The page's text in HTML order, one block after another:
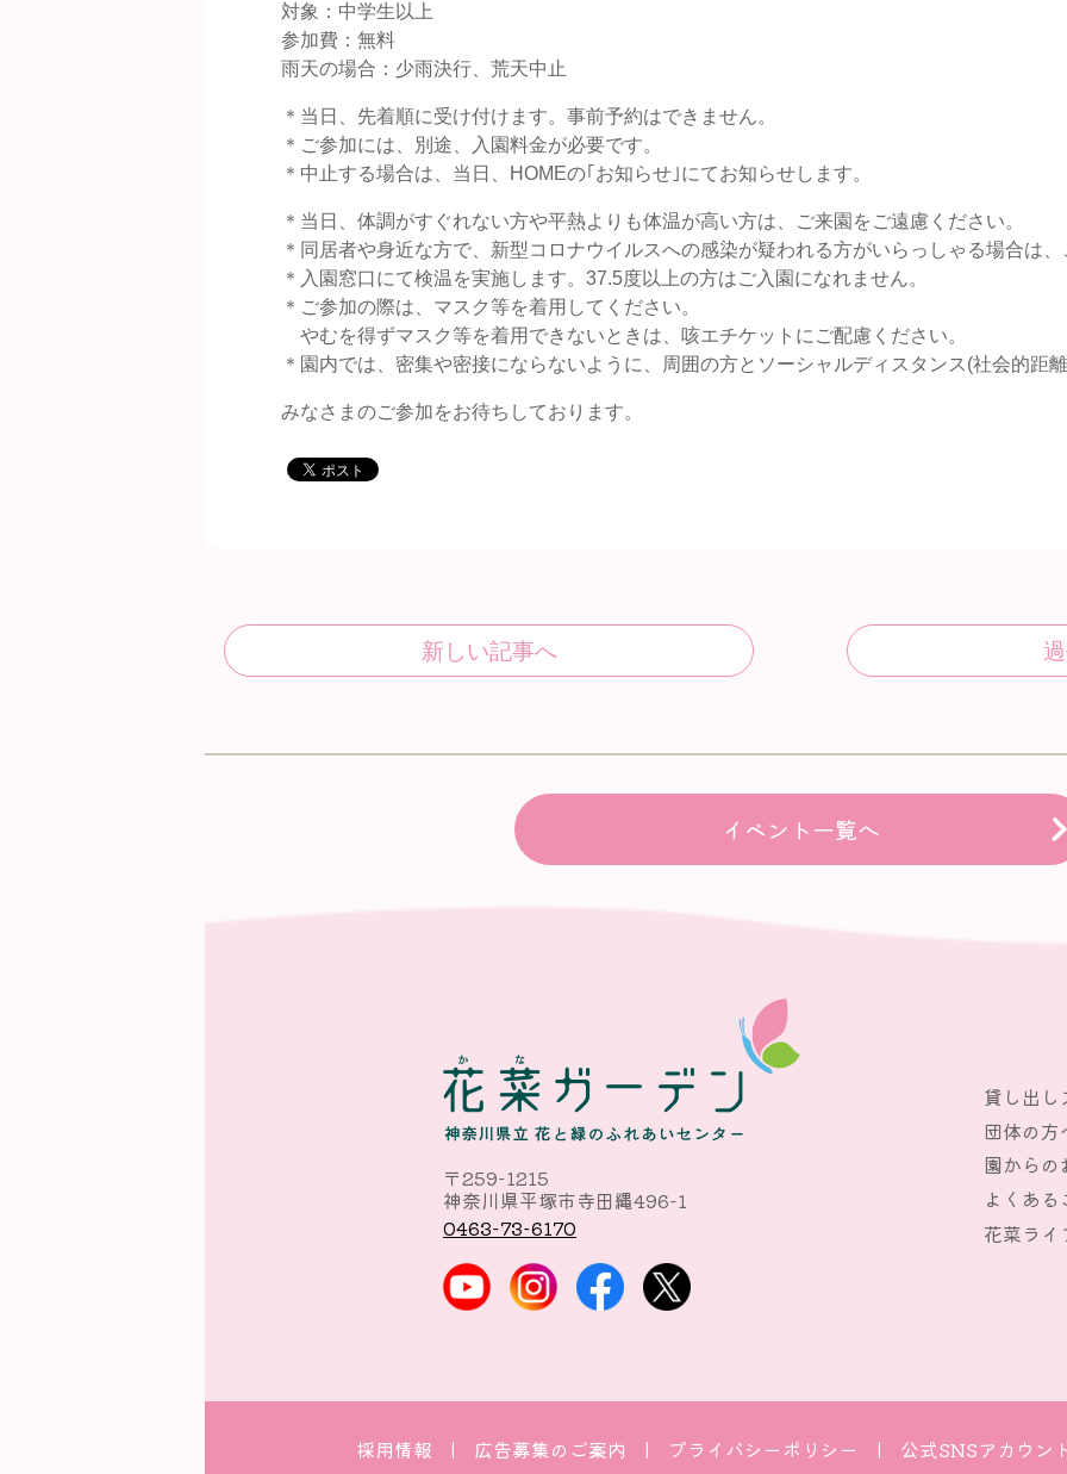
対象：中学生以上
参加費：無料
雨天の場合：少雨決行、荒天中止
＊当日、先着順に受け付けます。事前予約はできません。
＊ご参加には、別途、入園料金が必要です。
＊中止する場合は、当日、HOMEの｢お知らせ｣にてお知らせします。
＊当日、体調がすぐれない方や平熱よりも体温が高い方は、ご来園をご遠慮ください。
＊同居者や身近な方で、新型コロナウイルスへの感染が疑われる方がいらっしゃる場合は、
＊入園窓口にて検温を実施します。37.5度以上の方はご入園になれません。
＊ご参加の際は、マスク等を着用してください。
やむを得ずマスク等を着用できないときは、咳エチケットにご配慮ください。
＊園内では、密集や密接にならないように、周囲の方とソーシャルディスタンス(社会的距
みなさまのご参加をお待ちしております。
イベント一覧へ
〒259-1215
神奈川県平塚市寺田縄496-1
0463-73-6170
貸し出し
団体の方
園からの
よくある
花菜ライ
採用情報 広告募集のご案内 プライバシーポリシー
公式SNSアカウン